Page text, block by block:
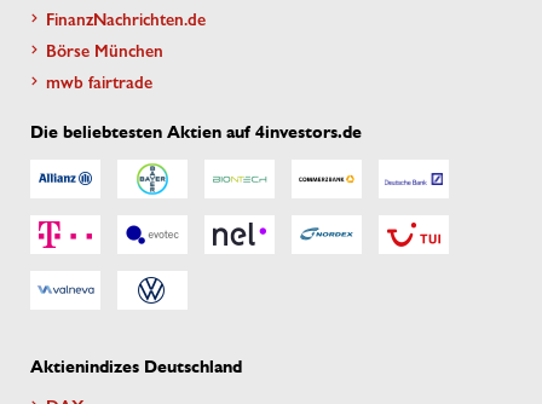
FinanzNachrichten.de
Börse München
mwb fairtrade
Die beliebtesten Aktien auf 4investors.de
Aktienindizes Deutschland